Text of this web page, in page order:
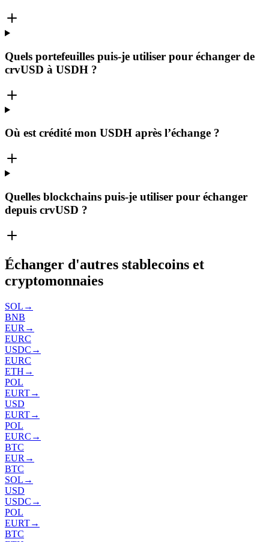
Quels portefeuilles puis-je utiliser pour échanger de
crvUSD à USDH ?
Où est crédité mon USDH après l’échange ?
Quelles blockchains puis-je utiliser pour échanger
depuis crvUSD ?
Échanger d'autres stablecoins et
cryptomonnaies
SOL →
BNB
EUR →
EURC
USDC →
EURC
ETH →
POL
EURT→
USD
EURT→
POL
EURC →
BTC
EUR →
BTC
SOL →
USD
USDC →
POL
EURT→
BTC